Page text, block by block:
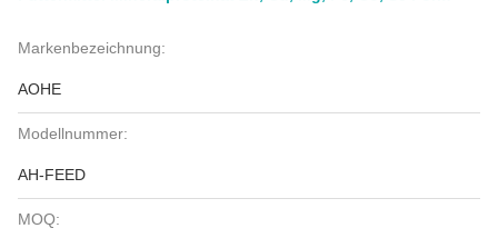
Markenbezeichnung:
AOHE
Modellnummer:
AH-FEED
MOQ: